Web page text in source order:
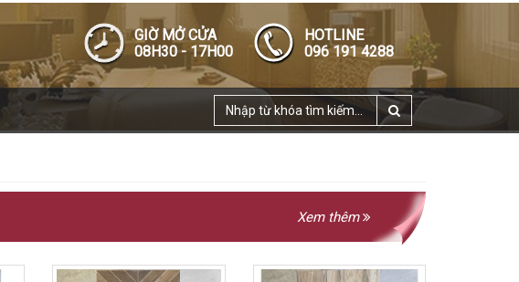
GIỜ MỞ CỬA
08H30 - 17H00
HOTLINE
096 191 4288
Xem thêm